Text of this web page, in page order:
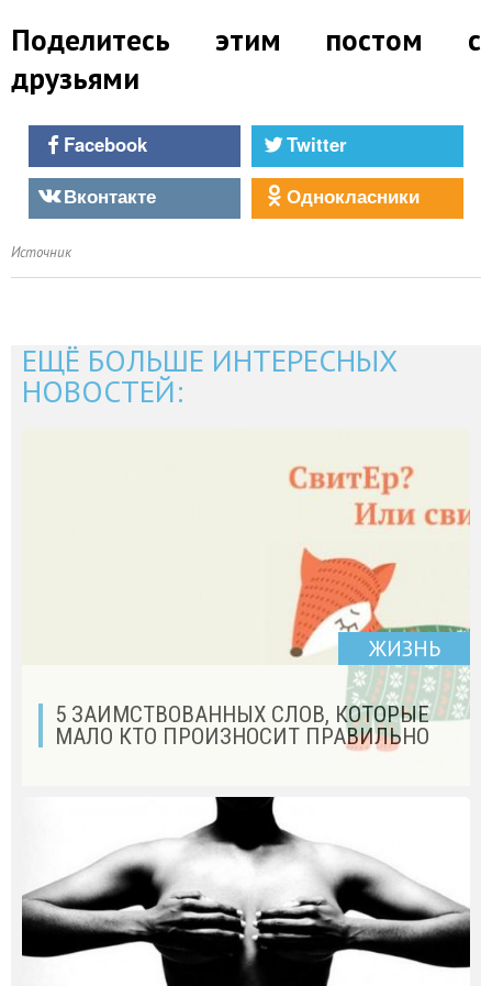
Поделитесь этим постом с
друзьями
Facebook
Twitter
Вконтакте
Однокласники
Источник
ЕЩЁ БОЛЬШЕ ИНТЕРЕСНЫХ
НОВОСТЕЙ:
ЖИЗНЬ
5 ЗАИМСТВОВАННЫХ СЛОВ, КОТОРЫЕ
МАЛО КТО ПРОИЗНОСИТ ПРАВИЛЬНО